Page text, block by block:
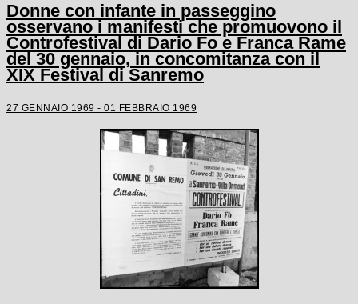
Donne con infante in passeggino
osservano i manifesti che promuovono il
Controfestival di Dario Fo e Franca Rame
del 30 gennaio, in concomitanza con il
XIX Festival di Sanremo
27 GENNAIO 1969 - 01 FEBBRAIO 1969